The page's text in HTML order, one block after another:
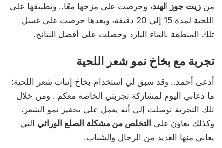
من زيت جوز الهند، وحرصت على مزجها معًا.. وتطبيقها على
اللحية لمدة 15 إلى 20 دقيقة، وبعدها حرصت على غسل
تلك المنطقة بالماء البارد وحصلت على أفضل النتائج.
تجربة مع بخاخ نمو شعر اللحية
أدعى أحمد.. وقد سبق لي استخدام بخاخ إنبات شعر اللحية؛
ما دعاني اليوم لمشاركة تجربتي الخاصة معكم.. ومن خلال
تلك التجربة توصلت إلى أنه يعمل على تحفيز نمو الشعر،
وكذلك يعاون على التخلص من مشكلة الصلع الوراثي التي
يعاني منها العديد من الرجال والشباب.